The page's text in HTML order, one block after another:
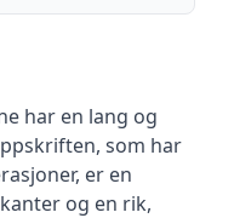
har en lang og
som har
er en
og en rik,